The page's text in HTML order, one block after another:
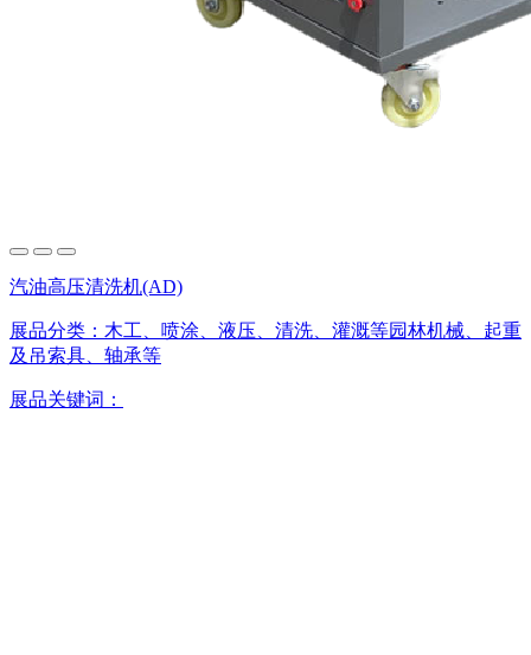
汽油高压清洗机(AD)
展品分类： 木工、喷涂、液压、清洗、灌溉等园林机械、起重
及吊索具、轴承等
展品关键词：